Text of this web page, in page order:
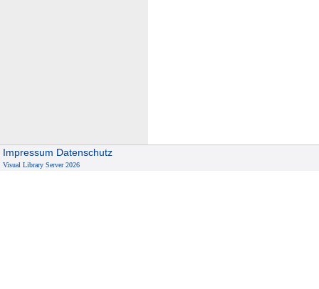
Impressum Datenschutz
Visual Library Server 2026